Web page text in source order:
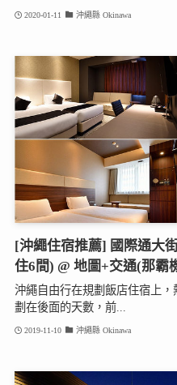
2020-01-11 沖繩縣 Okinawa
[沖繩住宿推薦] 國際通大
住6間) @ 地圖+交通(那霸
沖繩自由行在規劃飯店住宿上
劃在後面的天數，前...
2019-11-10 沖繩縣 Okinawa